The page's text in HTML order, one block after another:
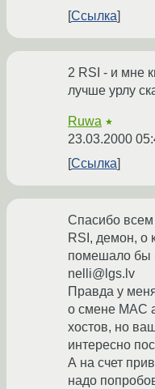
Ссылка
2 RSI - и мне
лучше урлу
Ruwa ★
23.03.2000
Ссылка
Спасибо
RSI, демон, о
помешало бы
nelli@lgs.lv
Правда у
о смене MAC
хостов, но
интересно
А на счет
надо